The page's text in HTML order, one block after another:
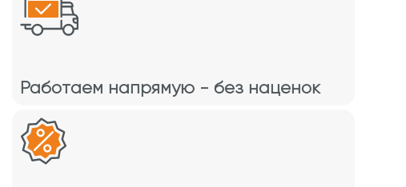
Работаем напрямую - без наценок